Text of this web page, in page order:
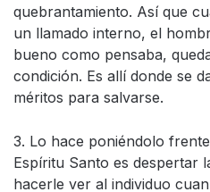
quebrantamiento. Así que
un llamado interno, el
bueno como pensaba,
condición. Es allí donde se
méritos para salvarse.
3. Lo hace poniéndolo
Espíritu Santo es despertar
hacerle ver al individuo